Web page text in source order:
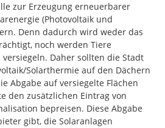
zur Erzeugung erneuerbarer
(Photovoltaik und
Denn dadurch wird weder das
noch werden Tiere
Daher sollten die Stadt
Solarthermie auf den Dächern
Abgabe auf versiegelte Flächen
den zusätzlichen Eintrag von
bepreisen. Diese Abgabe
gibt, die Solaranlagen